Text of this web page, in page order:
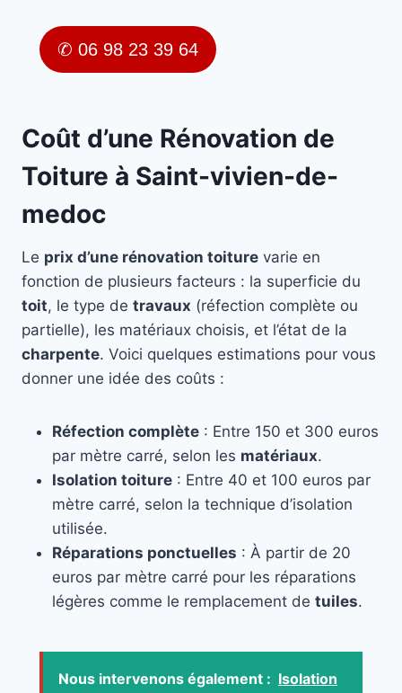
✆ 06 98 23 39 64
Coût d’une Rénovation de
Toiture à Saint-vivien-de-
medoc
Le prix d’une rénovation toiture varie en
fonction de plusieurs facteurs : la superficie du
toit, le type de travaux (réfection complète ou
partielle), les matériaux choisis, et l’état de la
charpente. Voici quelques estimations pour vous
donner une idée des coûts :
Réfection complète : Entre 150 et 300 euros
par mètre carré, selon les matériaux.
Isolation toiture : Entre 40 et 100 euros par
mètre carré, selon la technique d’isolation
utilisée.
Réparations ponctuelles : À partir de 20
euros par mètre carré pour les réparations
légères comme le remplacement de tuiles.
Nous intervenons également : Isolation